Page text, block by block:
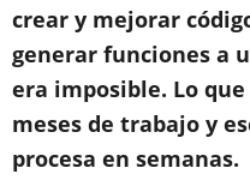
crear y mejorar
generar funciones a
era imposible. Lo
meses de trabajo y
procesa en semanas.